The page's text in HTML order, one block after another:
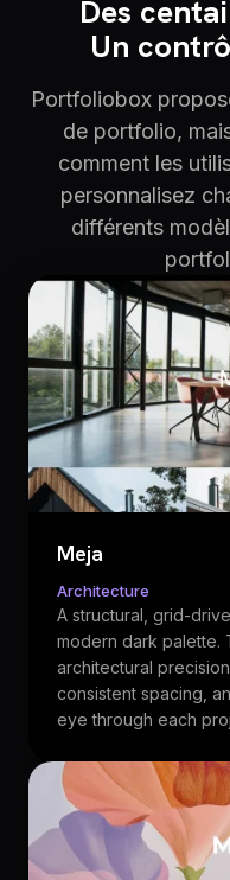
Des
Un
Portfoliobox
de portfolio,
comment les
personnalisez
différents
Meja
Architecture
A structural, grid-
modern dark palette.
architectural
consistent spacing,
eye through each